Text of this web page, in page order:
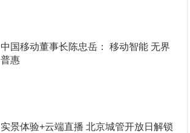
​中国移动董事长陈忠岳： 移动智能 无界
普惠
实景体验+云端直播 北京城管开放日解锁